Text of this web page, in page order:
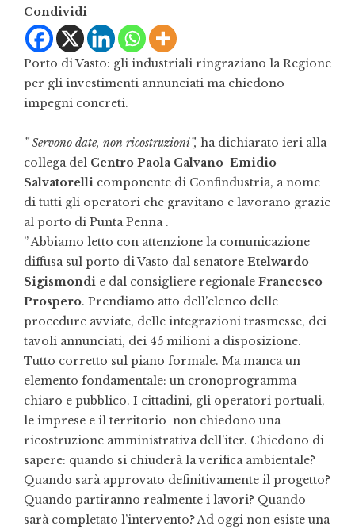
Condividi
Porto di Vasto: gli industriali ringraziano la Regione
per gli investimenti annunciati ma chiedono
impegni concreti.
” Servono date, non ricostruzioni”, ha dichiarato ieri alla
collega del Centro Paola Calvano Emidio
Salvatorelli componente di Confindustria, a nome
di tutti gli operatori che gravitano e lavorano grazie
al porto di Punta Penna .
” Abbiamo letto con attenzione la comunicazione
diffusa sul porto di Vasto dal senatore Etelwardo
Sigismondi e dal consigliere regionale Francesco
Prospero. Prendiamo atto dell’elenco delle
procedure avviate, delle integrazioni trasmesse, dei
tavoli annunciati, dei 45 milioni a disposizione.
Tutto corretto sul piano formale. Ma manca un
elemento fondamentale: un cronoprogramma
chiaro e pubblico. I cittadini, gli operatori portuali,
le imprese e il territorio non chiedono una
ricostruzione amministrativa dell’iter. Chiedono di
sapere: quando si chiuderà la verifica ambientale?
Quando sarà approvato definitivamente il progetto?
Quando partiranno realmente i lavori? Quando
sarà completato l’intervento? Ad oggi non esiste una